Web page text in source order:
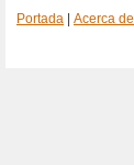
Portada Acerca de